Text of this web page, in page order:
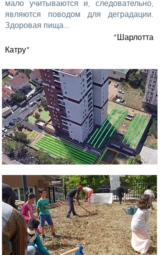
мало учитываются и, следовательно,
являются поводом для деградации.
Здоровая пища...
"Шарлотта
Катру"